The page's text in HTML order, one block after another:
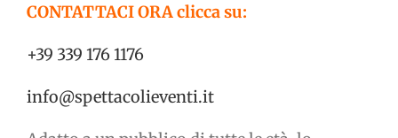
CONTATTACI ORA clicca su:
+39 339 176 1176
info@spettacolieventi.it